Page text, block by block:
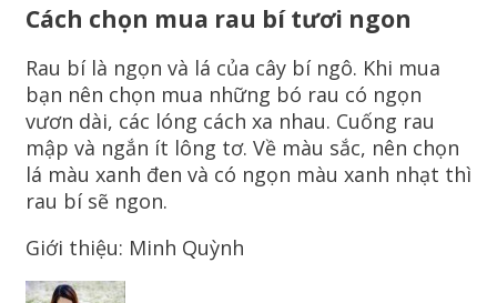
Cách chọn mua rau bí tươi ngon
Rau bí là ngọn và lá của cây bí ngô. Khi mua
bạn nên chọn mua những bó rau có ngọn
vươn dài, các lóng cách xa nhau. Cuống rau
mập và ngắn ít lông tơ. Về màu sắc, nên chọn
lá màu xanh đen và có ngọn màu xanh nhạt thì
rau bí sẽ ngon.
Giới thiệu: Minh Quỳnh